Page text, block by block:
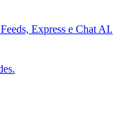
Express e Chat AI.